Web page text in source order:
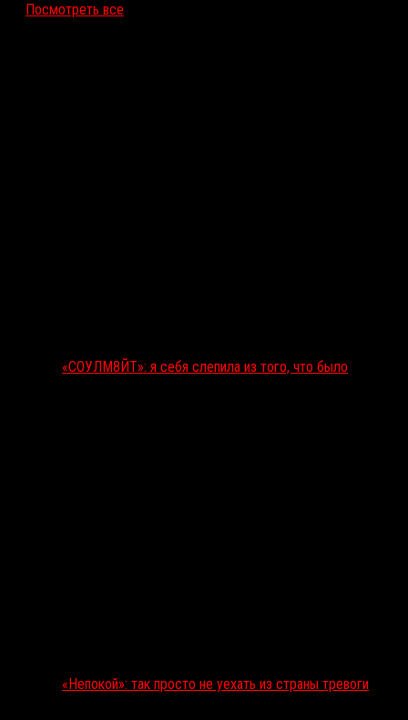
Посмотреть все
«СОУЛМ8ЙТ»: я себя слепила из того, что было
«Непокой»: так просто не уехать из страны тревоги